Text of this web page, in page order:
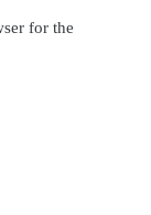
for the